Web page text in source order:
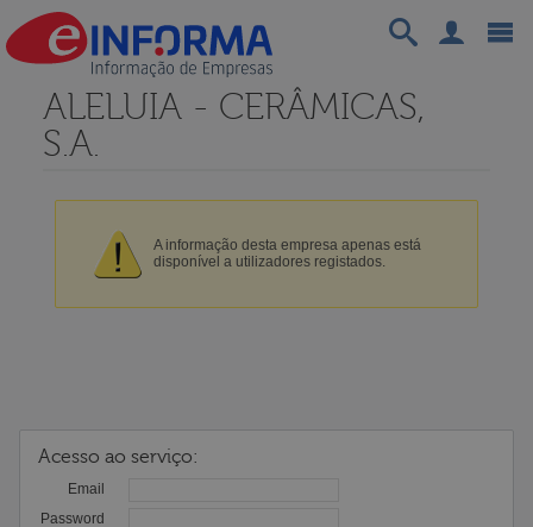
ALELUIA - CERÂMICAS,
S.A.
A informação desta empresa apenas está
disponível a utilizadores registados.
Acesso ao serviço:
Email
Password